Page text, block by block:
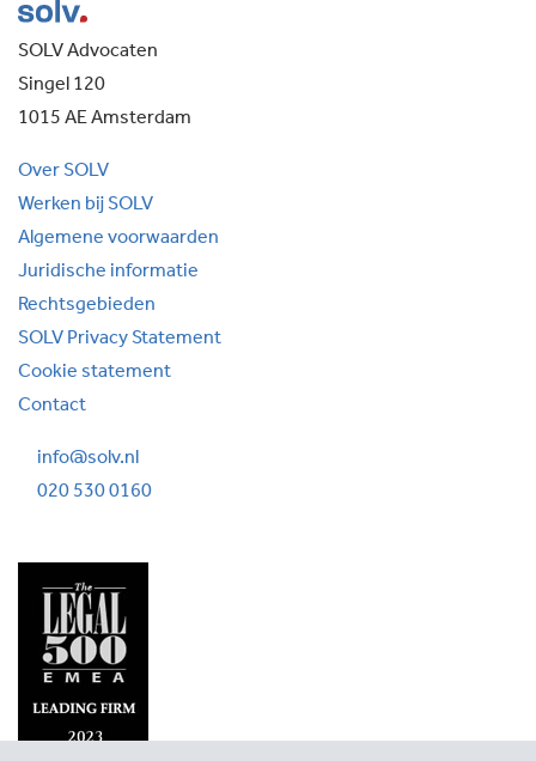
SOLV Advocaten
Singel 120
1015 AE Amsterdam
Over SOLV
Werken bij SOLV
Algemene voorwaarden
Juridische informatie
Rechtsgebieden
SOLV Privacy Statement
Cookie statement
Contact
info@solv.nl
020 530 0160